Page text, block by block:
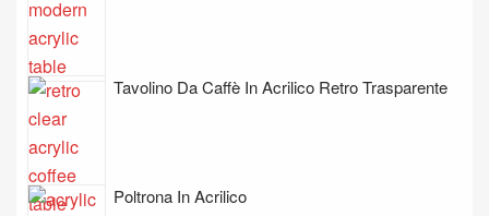
Tavolino Da Caffè In Acrilico Retro Trasparente
Poltrona In Acrilico